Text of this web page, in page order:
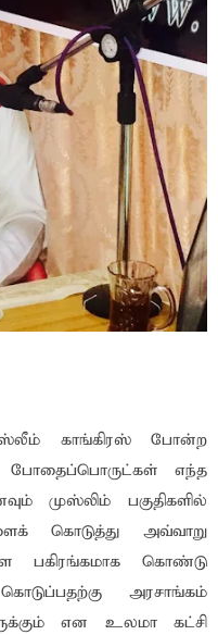
காங்கிரஸ் போன்ற
போதைப்பொருட்கள் எந்த
முஸ்லிம் பகுதிகளில்
கொடுத்து அவ்வாறு
பகிரங்கமாக கொண்டு
அரசாங்கம்
என உல‌மா க‌ட்சி